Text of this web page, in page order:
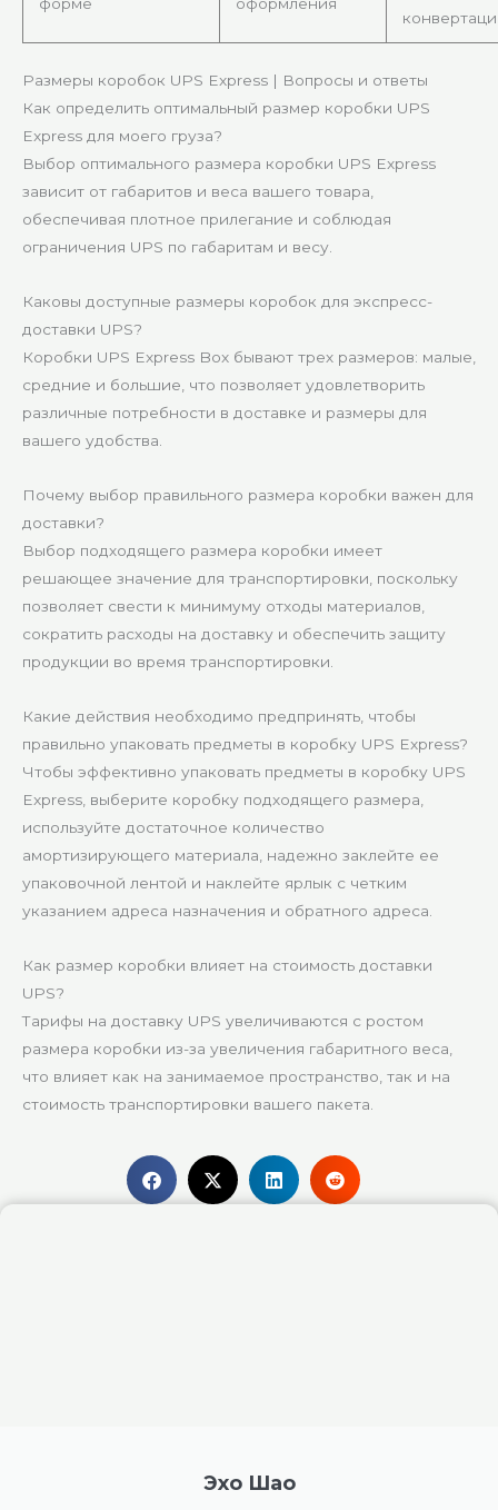
форме
оформления
Размеры коробок UPS Express | Вопросы и ответы
Как определить оптимальный размер коробки UPS
Express для моего груза?
Выбор оптимального размера коробки UPS Express
зависит от габаритов и веса вашего товара,
обеспечивая плотное прилегание и соблюдая
ограничения UPS по габаритам и весу.
Каковы доступные размеры коробок для экспресс-
доставки UPS?
Коробки UPS Express Box бывают трех размеров: малые,
средние и большие, что позволяет удовлетворить
различные потребности в доставке и размеры для
вашего удобства.
Почему выбор правильного размера коробки важен для
доставки?
Выбор подходящего размера коробки имеет
решающее значение для транспортировки, поскольку
позволяет свести к минимуму отходы материалов,
сократить расходы на доставку и обеспечить защиту
продукции во время транспортировки.
Какие действия необходимо предпринять, чтобы
правильно упаковать предметы в коробку UPS Express?
Чтобы эффективно упаковать предметы в коробку UPS
Express, выберите коробку подходящего размера,
используйте достаточное количество
амортизирующего материала, надежно заклейте ее
упаковочной лентой и наклейте ярлык с четким
указанием адреса назначения и обратного адреса.
Как размер коробки влияет на стоимость доставки
UPS?
Тарифы на доставку UPS увеличиваются с ростом
размера коробки из-за увеличения габаритного веса,
что влияет как на занимаемое пространство, так и на
стоимость транспортировки вашего пакета.
Эхо Шао